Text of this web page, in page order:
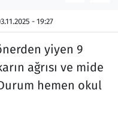
- 19:27
yiyen 9
ağrısı ve mide
hemen okul